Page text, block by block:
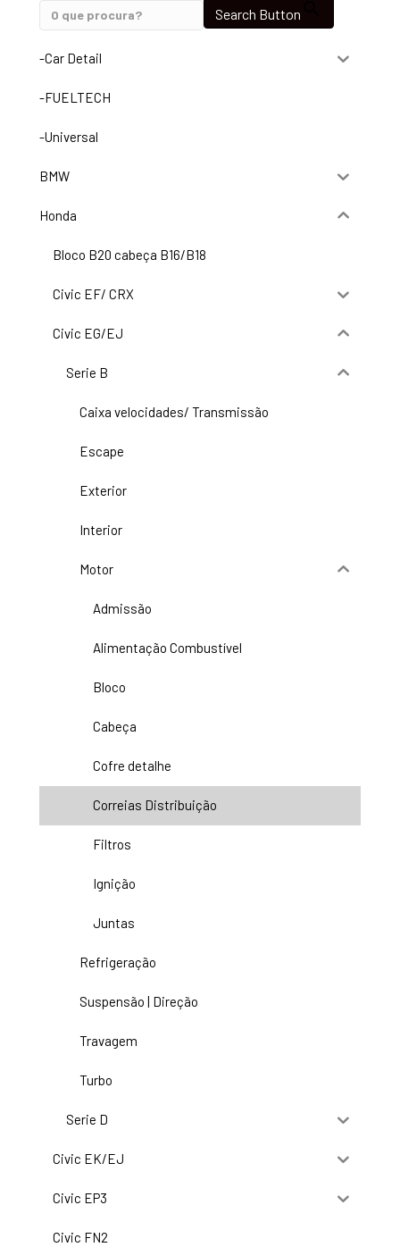
Search Button
-Car Detail
-FUELTECH
-Universal
BMW
Honda
Bloco B20 cabeça B16/B18
Civic EF/ CRX
Civic EG/EJ
Serie B
Caixa velocidades/ Transmissão
Escape
Exterior
Interior
Motor
Admissão
Alimentação Combustível
Bloco
Cabeça
Cofre detalhe
Correias Distribuição
Filtros
Ignição
Juntas
Refrigeração
Suspensão | Direção
Travagem
Turbo
Serie D
Civic EK/EJ
Civic EP3
Civic FN2